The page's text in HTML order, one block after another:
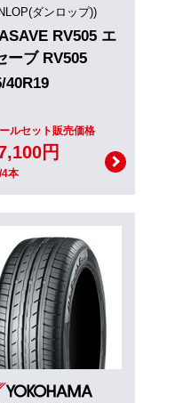
ダンロップ))
RV505 エ
ーブ RV505
40R19
ルセット販売価格
円
4本